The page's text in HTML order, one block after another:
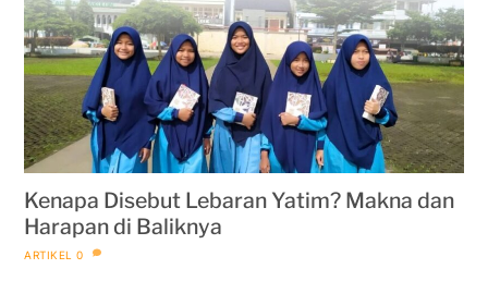
Kenapa Disebut Lebaran Yatim? Makna dan
Harapan di Baliknya
ARTIKEL 0